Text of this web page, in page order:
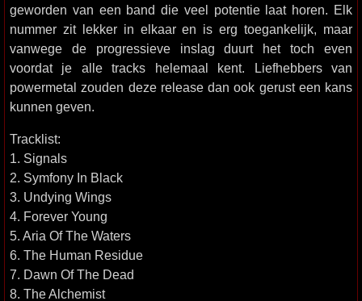
geworden van een band die veel potentie laat horen. Elk
nummer zit lekker in elkaar en is erg toegankelijk, maar
vanwege de progressieve inslag duurt het toch even
voordat je alle tracks helemaal kent. Liefhebbers van
powermetal zouden deze release dan ook gerust een kans
kunnen geven.
Tracklist:
1. Signals
2. Symfony In Black
3. Undying Wings
4. Forever Young
5. Aria Of The Waters
6. The Human Residue
7. Dawn Of The Dead
8. The Alchemist